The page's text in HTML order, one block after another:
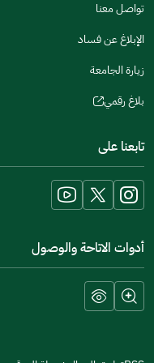
تواصل معنا
الإبلاغ عن فساد
زيارة الجامعة
بلاغ رقمي
(opens
new
window)
تابعنا على
أدوات الاتاحة والوصول